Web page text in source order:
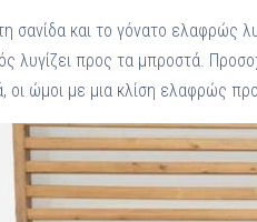
σανίδα και το γόνατο ελαφρώς
λυγίζει προς τα μπροστά.
ώμοι με μια κλίση ελαφρώς